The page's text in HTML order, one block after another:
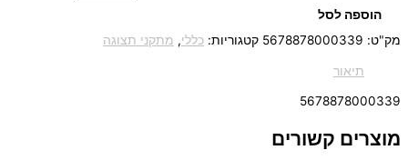
הוספה לסל
מק"ט: 5678878000339 קטגוריות: כללי, מתקני תצוגה
תיאור
5678878000339
מוצרים קשורים